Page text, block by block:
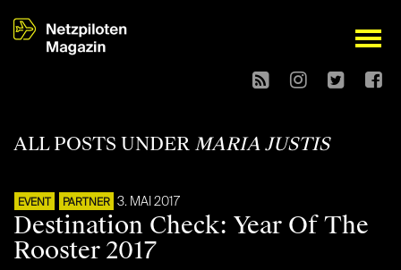
open
ALL POSTS UNDER MARIA JUSTIS
EVENT PARTNER 3. MAI 2017
Destination Check: Year Of The
Rooster 2017